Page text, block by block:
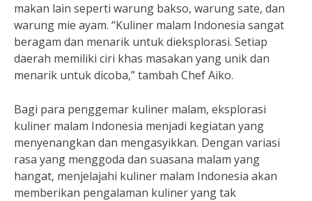
makan lain seperti warung bakso, warung sate, dan
warung mie ayam. “Kuliner malam Indonesia sangat
beragam dan menarik untuk dieksplorasi. Setiap
daerah memiliki ciri khas masakan yang unik dan
menarik untuk dicoba,” tambah Chef Aiko.
Bagi para penggemar kuliner malam, eksplorasi
kuliner malam Indonesia menjadi kegiatan yang
menyenangkan dan mengasyikkan. Dengan variasi
rasa yang menggoda dan suasana malam yang
hangat, menjelajahi kuliner malam Indonesia akan
memberikan pengalaman kuliner yang tak